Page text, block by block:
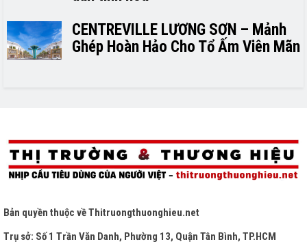
CENTREVILLE LƯƠNG SƠN – Mảnh
Ghép Hoàn Hảo Cho Tổ Ấm Viên Mãn
Bản quyền thuộc vềThitruongthuonghieu.net
Trụ sở: Số 1 Trần Văn Danh, Phường 13, Quận Tân Bình, TP.HCM